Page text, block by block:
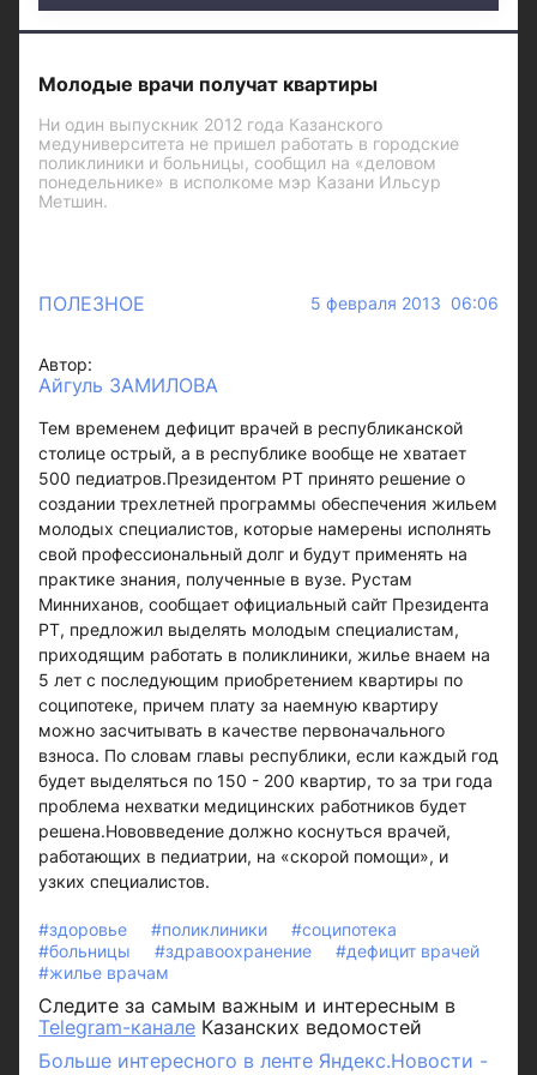
Молодые врачи получат квартиры
Ни один выпускник 2012 года Казанского
медуниверситета не пришел работать в городские
поликлиники и больницы, сообщил на «деловом
понедельнике» в исполкоме мэр Казани Ильсур
Метшин.
ПОЛЕЗНОЕ 5 февраля 2013 06:06
Автор:
Айгуль ЗАМИЛОВА
Тем временем дефицит врачей в республиканской
столице острый, а в республике вообще не хватает
500 педиатров.Президентом РТ принято решение о
создании трехлетней программы обеспечения жильем
молодых специалистов, которые намерены исполнять
свой профессиональный долг и будут применять на
практике знания, полученные в вузе. Рустам
Минниханов, сообщает официальный сайт Президента
РТ, предложил выделять молодым специалистам,
приходящим работать в поликлиники, жилье внаем на
5 лет с последующим приобретением квартиры по
соципотеке, причем плату за наемную квартиру
можно засчитывать в качестве первоначального
взноса. По словам главы республики, если каждый год
будет выделяться по 150 - 200 квартир, то за три года
проблема нехватки медицинских работников будет
решена.Нововведение должно коснуться врачей,
работающих в педиатрии, на «скорой помощи», и
узких специалистов.
#здоровье #поликлиники
#соципотека
#больницы
#здравоохранение
#дефицит врачей
#жилье врачам
Следите за самым важным и интересным в
Telegram-канале Казанских ведомостей
Больше интересного в ленте Яндекс.Новости -